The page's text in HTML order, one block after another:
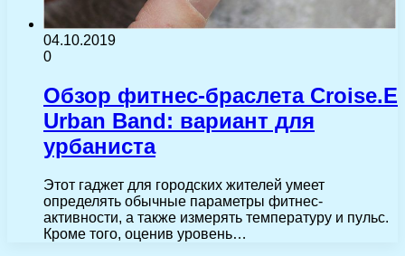
04.10.2019
0
Обзор фитнес-браслета Croise.E
Urban Band: вариант для
урбаниста
Этот гаджет для городских жителей умеет
определять обычные параметры фитнес-
активности, а также измерять температуру и пульс.
Кроме того, оценив уровень…